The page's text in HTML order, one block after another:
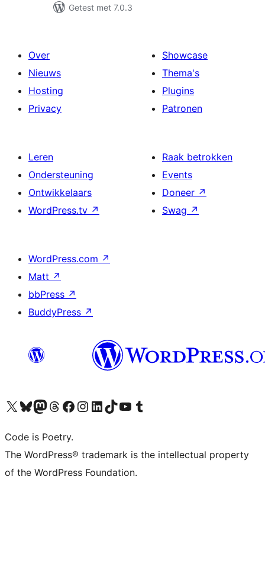
Getest met 7.0.3
Over
Nieuws
Hosting
Privacy
Showcase
Thema's
Plugins
Patronen
Leren
Ondersteuning
Ontwikkelaars
WordPress.tv ↗
Raak betrokken
Events
Doneer ↗
Swag ↗
WordPress.com ↗
Matt ↗
bbPress ↗
BuddyPress ↗
Bezoek ons X (voorheen Twitter) account
Bezoek onze Bluesky account
Bezoek ons Mastodon account
Bezoek onze Threads account
Onze Facebookpagina bezoeken
Bezoek onze Instagram account
Bezoek onze LinkedIn account
Bezoek onze TikTok account
Bezoek ons YouTube kanaalBezoek onze Tumblr account
Code is Poetry.
The WordPress® trademark is the intellectual property
of the WordPress Foundation.